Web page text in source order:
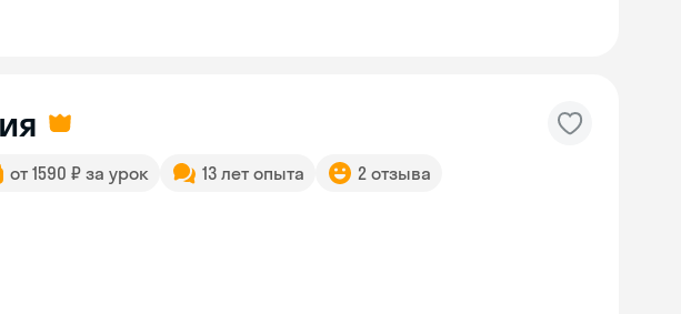
от 1590 ₽ за урок 13 лет опыта 2 отзыва